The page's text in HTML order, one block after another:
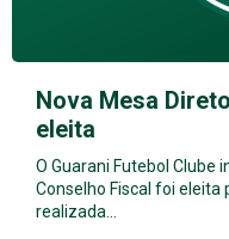
Nova Mesa
eleita
O Guarani Futebol Clube
Conselho Fiscal foi eleita
realizada…